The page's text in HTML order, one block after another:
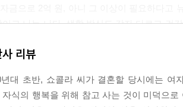
이고 나는 나다. 생활 방식도 각자 다르고 건
노후 대비책은 필요하다고 생각하지만, 나는
제3장 적은 돈으로도 여유로운 삶을 살 수 있
리뷰
년대 초반, 쇼콜라 씨가 결혼할 당시에는
자식의 행복을 위해 참고 사는 것이 미덕으